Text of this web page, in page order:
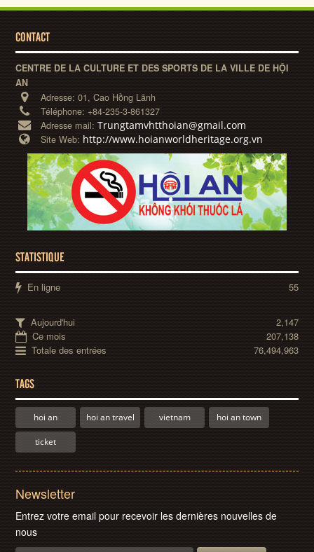
CONTACT
CENTRE DE LA CULTURE ET DES SPORTS DE LA VILLE DE HỘI
AN
Adresse:01, Cao Hồng Lãnh
Téléphone:+84-235-3-861327
Adresse mail:Trungtamvhtthoian@gmail.com
Site Web: http://www.hoianworldheritage.org.vn
STATISTIQUE
En ligne 55
Aujourd'hui
2,147
Ce mois
207,138
Totale des entrées
76,494,963
TAGS
hoi an hoi an travel vietnam hoi an town
ticket
Newsletter
Entrez votre email pour recevoir les dernières nouvelles de
nous